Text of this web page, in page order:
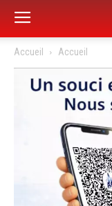
Accueil Accueil